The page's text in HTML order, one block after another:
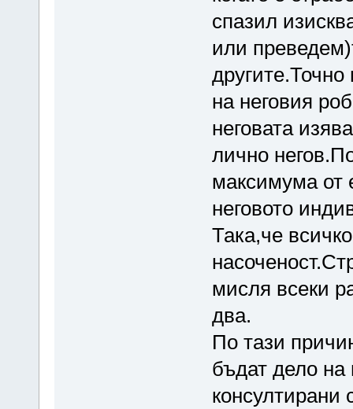
спазил
или
на неговия
неговата
лично
максимума от
неговото
Така,че
мисля всеки
два.
По тази
бъдат дело
консултирани